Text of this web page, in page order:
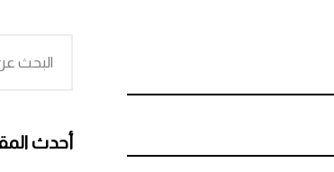
أحدث